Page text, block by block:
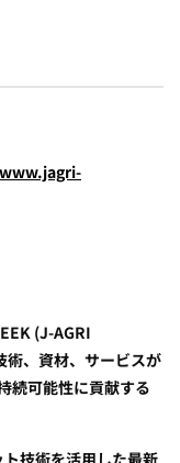
(J-AGRI
術、資材、サービスが
続可能性に貢献する